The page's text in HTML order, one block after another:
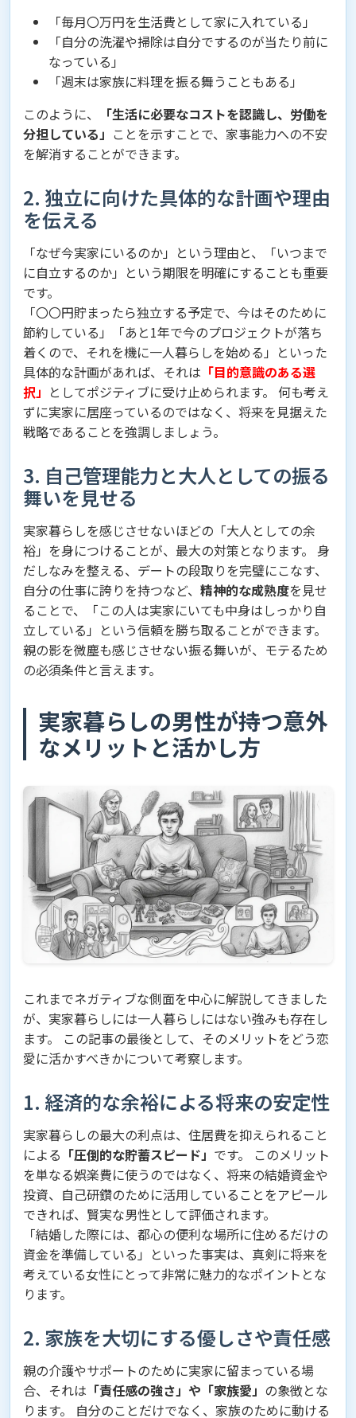
「毎月〇万円を生活費として家に入れている」
「自分の洗濯や掃除は自分でするのが当たり前に
なっている」
「週末は家族に料理を振る舞うこともある」
このように、
「生活に必要なコストを認識し、労働を
分担している」 ことを示すことで、家事能力への不安
を解消することができます。
2. 独立に向けた具体的な計画や理由
を伝える
「なぜ今実家にいるのか」という理由と、「いつまで
に自立するのか」という期限を明確にすることも重要
です。
「〇〇円貯まったら独立する予定で、今はそのために
節約している」「あと1年で今のプロジェクトが落ち
着くので、それを機に一人暮らしを始める」といった
具体的な計画があれば、それは 「目的意識のある選
択」 としてポジティブに受け止められます。 何も考え
ずに実家に居座っているのではなく、将来を見据えた
戦略であることを強調しましょう。
3. 自己管理能力と大人としての振る
舞いを見せる
実家暮らしを感じさせないほどの「大人としての余
裕」を身につけることが、最大の対策となります。 身
だしなみを整える、デートの段取りを完璧にこなす、
自分の仕事に誇りを持つなど、 精神的な成熟度を見せ
ることで、「この人は実家にいても中身はしっかり自
立している」という信頼を勝ち取ることができます。
親の影を微塵も感じさせない振る舞いが、モテるため
の必須条件と言えます。
実家暮らしの男性が持つ意外
なメリットと活かし方
これまでネガティブな側面を中心に解説してきました
が、実家暮らしには一人暮らしにはない強みも存在し
ます。 この記事の最後として、そのメリットをどう恋
愛に活かすべきかについて考察します。
1. 経済的な余裕による将来の安定性
実家暮らしの最大の利点は、住居費を抑えられること
による 「圧倒的な貯蓄スピード」 です。 このメリット
を単なる娯楽費に使うのではなく、将来の結婚資金や
投資、自己研鑽のために活用していることをアピール
できれば、賢実な男性として評価されます。
「結婚した際には、都心の便利な場所に住めるだけの
資金を準備している」といった事実は、真剣に将来を
考えている女性にとって非常に魅力的なポイントとな
ります。
2. 家族を大切にする優しさや責任感
親の介護やサポートのために実家に留まっている場
合、それは 「責任感の強さ」や「家族愛」 の象徴とな
ります。 自分のことだけでなく、家族のために動ける